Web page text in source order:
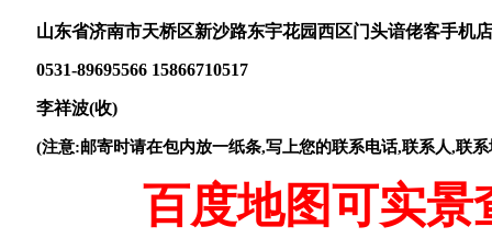
山东省济南市天桥区新沙路东宇花园西区门头谙佬客手机店
0531-89695566 15866710517
李祥波(收)
(注意:邮寄时请在包内放一纸条,写上您的联系电话,联系人,联
百度地图可实景